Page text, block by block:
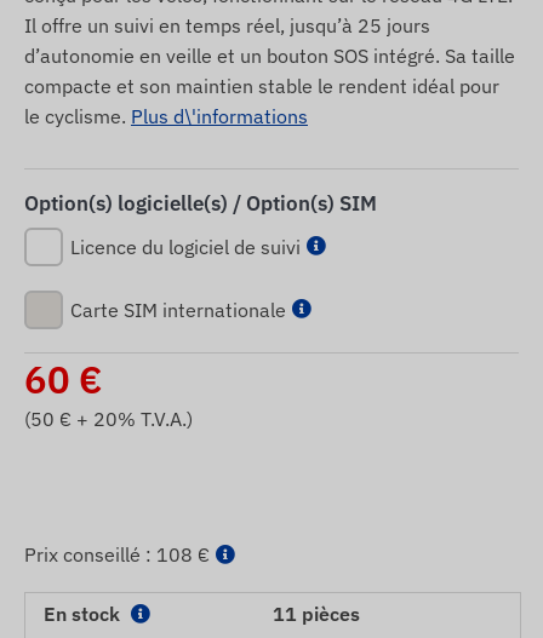
Il offre un suivi en temps réel, jusqu’à 25 jours
d’autonomie en veille et un bouton SOS intégré. Sa taille
compacte et son maintien stable le rendent idéal pour
le cyclisme. Plus d\'informations
Option(s) logicielle(s) / Option(s) SIM
Licence du logiciel de suivi
Carte SIM internationale
60 €
(50 € + 20% T.V.A.)
Prix ​​conseillé : 108 €
En stock
11 pièces